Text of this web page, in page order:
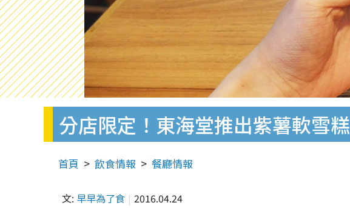
分店限定！東海堂推出紫薯軟雪糕
首頁 飲食情報 餐廳情報
文: 早早為了食 2016.04.24